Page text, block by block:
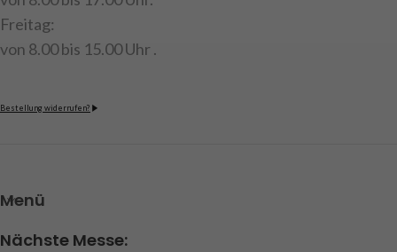
Freitag:
von 8.00 bis 15.00 Uhr .
Bestellung widerrufen?
Menü
Nächste Messe: